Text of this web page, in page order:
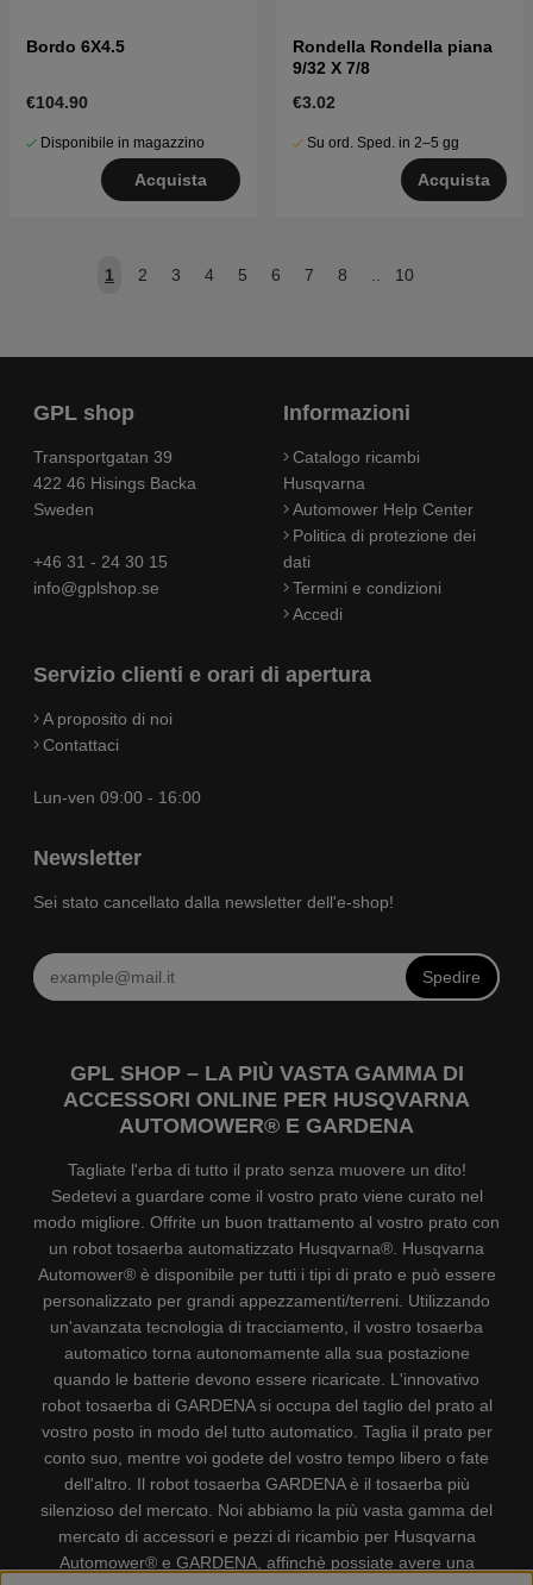
Bordo 6X4.5
€104.90
Disponibile in magazzino
Acquista
Rondella Rondella piana
9/32 X 7/8
€3.02
Su ord. Sped. in 2–5 gg
Acquista
1 2 3 4 5 6 7 8 .. 10
GPL shop
Transportgatan 39
422 46 Hisings Backa
Sweden
+46 31 - 24 30 15
info@gplshop.se
Informazioni
Catalogo ricambi
Husqvarna
Automower Help Center
Politica di protezione dei
dati
Termini e condizioni
Accedi
Servizio clienti e orari di apertura
A proposito di noi
Contattaci
Lun-ven 09:00 - 16:00
Newsletter
Sei stato cancellato dalla newsletter dell'e-shop!
Spedire
GPL SHOP – LA PIÙ VASTA GAMMA DI
ACCESSORI ONLINE PER HUSQVARNA
AUTOMOWER® E GARDENA
Tagliate l'erba di tutto il prato senza muovere un dito!
Sedetevi a guardare come il vostro prato viene curato nel
modo migliore. Offrite un buon trattamento al vostro prato con
un robot tosaerba automatizzato Husqvarna®. Husqvarna
Automower® è disponibile per tutti i tipi di prato e può essere
personalizzato per grandi appezzamenti/terreni. Utilizzando
un'avanzata tecnologia di tracciamento, il vostro tosaerba
automatico torna autonomamente alla sua postazione
quando le batterie devono essere ricaricate. L'innovativo
robot tosaerba di GARDENA si occupa del taglio del prato al
vostro posto in modo del tutto automatico. Taglia il prato per
conto suo, mentre voi godete del vostro tempo libero o fate
dell'altro. Il robot tosaerba GARDENA è il tosaerba più
silenzioso del mercato. Noi abbiamo la più vasta gamma del
mercato di accessori e pezzi di ricambio per Husqvarna
Automower® e GARDENA, affinchè possiate avere una